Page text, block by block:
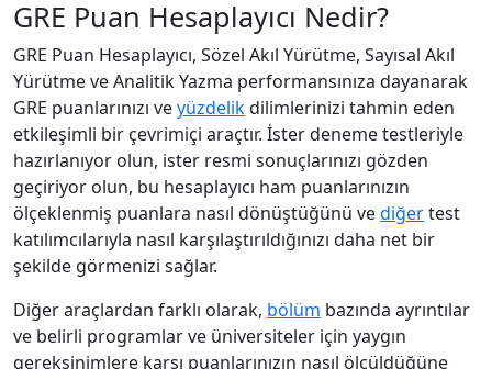
GRE Puan Hesaplayıcı Nedir?
GRE Puan Hesaplayıcı, Sözel Akıl Yürütme, Sayısal Akıl
Yürütme ve Analitik Yazma performansınıza dayanarak
GRE puanlarınızı veyüzdelikdilimlerinizi tahmin eden
etkileşimli bir çevrimiçi araçtır. İster deneme testleriyle
hazırlanıyor olun, ister resmi sonuçlarınızı gözden
geçiriyor olun, bu hesaplayıcı ham puanlarınızın
ölçeklenmiş puanlara nasıl dönüştüğünü vediğertest
katılımcılarıyla nasıl karşılaştırıldığınızı daha net bir
şekilde görmenizi sağlar.
Diğer araçlardan farklı olarak, bölüm bazında ayrıntılar
ve belirli programlar ve üniversiteler için yaygın
gereksinimlere karşı puanlarınızın nasıl ölçüldüğüne